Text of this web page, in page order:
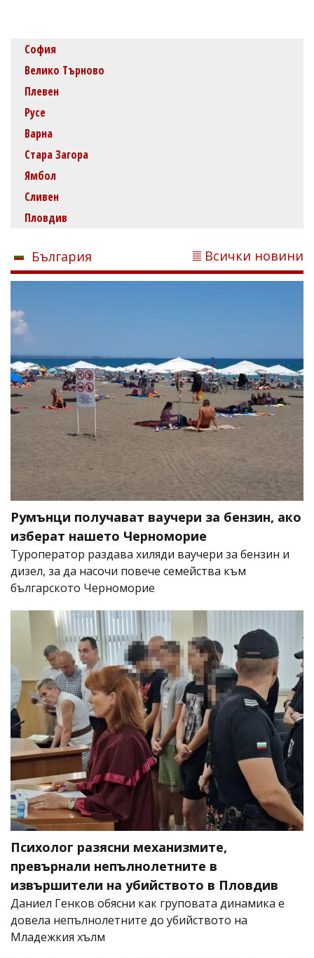
София
Велико Търново
Плевен
Русе
Варна
Стара Загора
Ямбол
Сливен
Пловдив
България Всички новини
Румънци получават ваучери за бензин, ако
изберат нашето Черноморие
Туроператор раздава хиляди ваучери за бензин и
дизел, за да насочи повече семейства към
българското Черноморие
Психолог разясни механизмите,
превърнали непълнолетните в
извършители на убийството в Пловдив
Даниел Генков обясни как груповата динамика е
довела непълнолетните до убийството на
Младежкия хълм